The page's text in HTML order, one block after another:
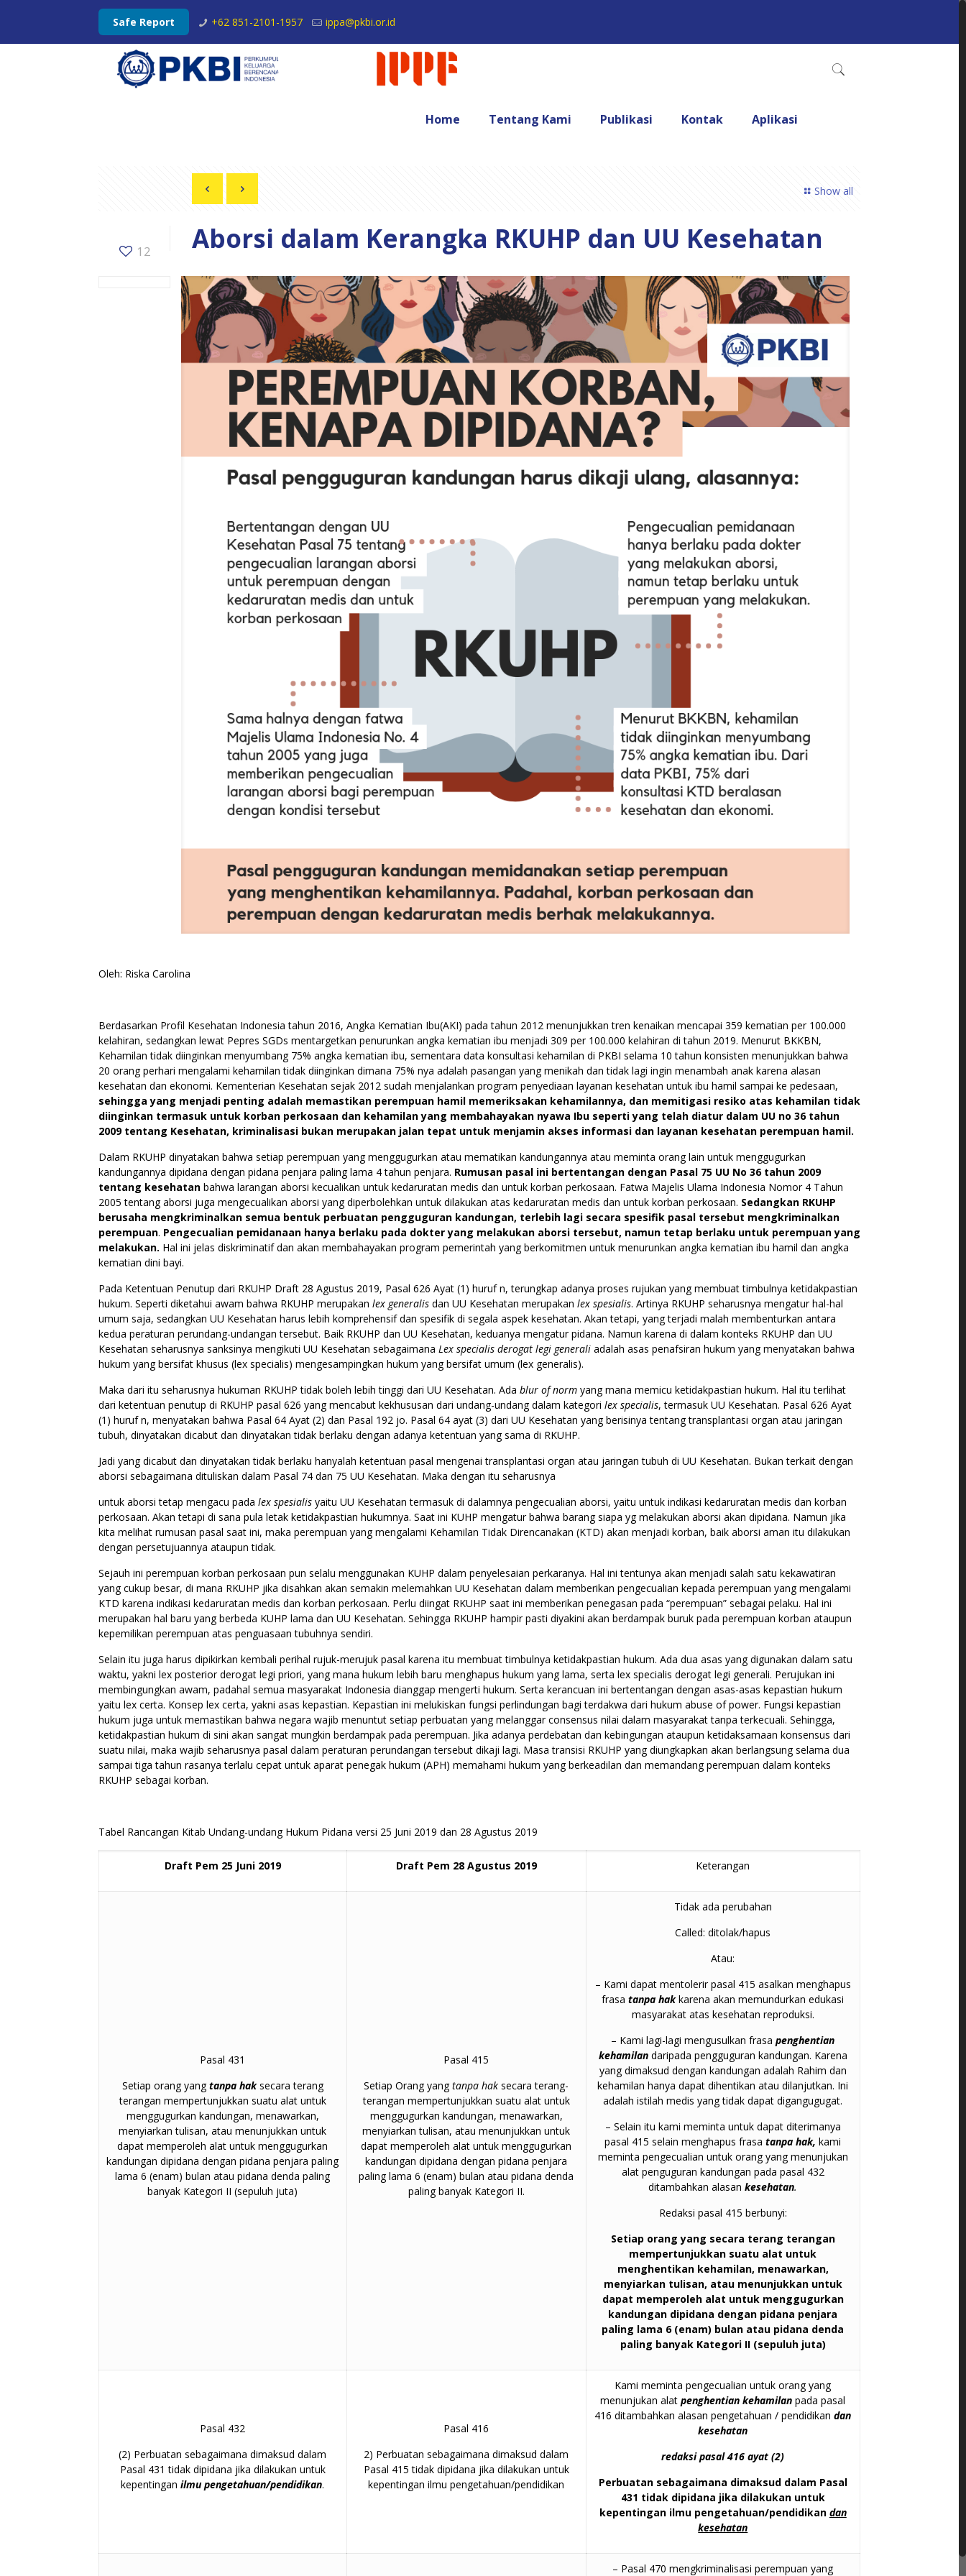
Safe Report +62 851-2101-1957 ippa@pkbi.or.id
Home Tentang Kami Publikasi Kontak Aplikasi
Show all
12 Aborsi dalam Kerangka RKUHP dan UU Kesehatan
Oleh: Riska Carolina
Berdasarkan Profil Kesehatan Indonesia tahun 2016, Angka Kematian Ibu(AKI) pada tahun 2012 menunjukkan tren kenaikan mencapai 359 kematian per 100.000
kelahiran, sedangkan lewat Pepres SGDs mentargetkan penurunkan angka kematian ibu menjadi 309 per 100.000 kelahiran di tahun 2019. Menurut BKKBN,
Kehamilan tidak diinginkan menyumbang 75% angka kematian ibu, sementara data konsultasi kehamilan di PKBI selama 10 tahun konsisten menunjukkan bahwa
20 orang perhari mengalami kehamilan tidak diinginkan dimana 75% nya adalah pasangan yang menikah dan tidak lagi ingin menambah anak karena alasan
kesehatan dan ekonomi. Kementerian Kesehatan sejak 2012 sudah menjalankan program penyediaan layanan kesehatan untuk ibu hamil sampai ke pedesaan,
sehingga yang menjadi penting adalah memastikan perempuan hamil memeriksakan kehamilannya, dan memitigasi resiko atas kehamilan tidak
diinginkan termasuk untuk korban perkosaan dan kehamilan yang membahayakan nyawa Ibu seperti yang telah diatur dalam UU no 36 tahun
2009 tentang Kesehatan, kriminalisasi bukan merupakan jalan tepat untuk menjamin akses informasi dan layanan kesehatan perempuan hamil.
Dalam RKUHP dinyatakan bahwa setiap perempuan yang menggugurkan atau mematikan kandungannya atau meminta orang lain untuk menggugurkan
kandungannya dipidana dengan pidana penjara paling lama 4 tahun penjara. Rumusan pasal ini bertentangan dengan Pasal 75 UU No 36 tahun 2009
tentang kesehatan bahwa larangan aborsi kecualikan untuk kedaruratan medis dan untuk korban perkosaan. Fatwa Majelis Ulama Indonesia Nomor 4 Tahun
2005 tentang aborsi juga mengecualikan aborsi yang diperbolehkan untuk dilakukan atas kedaruratan medis dan untuk korban perkosaan. Sedangkan RKUHP
berusaha mengkriminalkan semua bentuk perbuatan pengguguran kandungan, terlebih lagi secara spesifik pasal tersebut mengkriminalkan
perempuan. Pengecualian pemidanaan hanya berlaku pada dokter yang melakukan aborsi tersebut, namun tetap berlaku untuk perempuan yang
melakukan. Hal ini jelas diskriminatif dan akan membahayakan program pemerintah yang berkomitmen untuk menurunkan angka kematian ibu hamil dan angka
kematian dini bayi.
Pada Ketentuan Penutup dari RKUHP Draft 28 Agustus 2019, Pasal 626 Ayat (1) huruf n, terungkap adanya proses rujukan yang membuat timbulnya ketidakpastian
hukum. Seperti diketahui awam bahwa RKUHP merupakan lex generalis dan UU Kesehatan merupakan lex spesialis. Artinya RKUHP seharusnya mengatur hal-hal
umum saja, sedangkan UU Kesehatan harus lebih komprehensif dan spesifik di segala aspek kesehatan. Akan tetapi, yang terjadi malah membenturkan antara
kedua peraturan perundang-undangan tersebut. Baik RKUHP dan UU Kesehatan, keduanya mengatur pidana. Namun karena di dalam konteks RKUHP dan UU
Kesehatan seharusnya sanksinya mengikuti UU Kesehatan sebagaimana Lex specialis derogat legi generali adalah asas penafsiran hukum yang menyatakan bahwa
hukum yang bersifat khusus (lex specialis) mengesampingkan hukum yang bersifat umum (lex generalis).
Maka dari itu seharusnya hukuman RKUHP tidak boleh lebih tinggi dari UU Kesehatan. Ada blur of norm yang mana memicu ketidakpastian hukum. Hal itu terlihat
dari ketentuan penutup di RKUHP pasal 626 yang mencabut kekhususan dari undang-undang dalam kategori lex specialis, termasuk UU Kesehatan. Pasal 626 Ayat
(1) huruf n, menyatakan bahwa Pasal 64 Ayat (2) dan Pasal 192 jo. Pasal 64 ayat (3) dari UU Kesehatan yang berisinya tentang transplantasi organ atau jaringan
tubuh, dinyatakan dicabut dan dinyatakan tidak berlaku dengan adanya ketentuan yang sama di RKUHP.
Jadi yang dicabut dan dinyatakan tidak berlaku hanyalah ketentuan pasal mengenai transplantasi organ atau jaringan tubuh di UU Kesehatan. Bukan terkait dengan
aborsi sebagaimana dituliskan dalam Pasal 74 dan 75 UU Kesehatan. Maka dengan itu seharusnya
untuk aborsi tetap mengacu pada lex spesialis yaitu UU Kesehatan termasuk di dalamnya pengecualian aborsi, yaitu untuk indikasi kedaruratan medis dan korban
perkosaan. Akan tetapi di sana pula letak ketidakpastian hukumnya. Saat ini KUHP mengatur bahwa barang siapa yg melakukan aborsi akan dipidana. Namun jika
kita melihat rumusan pasal saat ini, maka perempuan yang mengalami Kehamilan Tidak Direncanakan (KTD) akan menjadi korban, baik aborsi aman itu dilakukan
dengan persetujuannya ataupun tidak.
Sejauh ini perempuan korban perkosaan pun selalu menggunakan KUHP dalam penyelesaian perkaranya. Hal ini tentunya akan menjadi salah satu kekawatiran
yang cukup besar, di mana RKUHP jika disahkan akan semakin melemahkan UU Kesehatan dalam memberikan pengecualian kepada perempuan yang mengalami
KTD karena indikasi kedaruratan medis dan korban perkosaan. Perlu diingat RKUHP saat ini memberikan penegasan pada “perempuan” sebagai pelaku. Hal ini
merupakan hal baru yang berbeda KUHP lama dan UU Kesehatan. Sehingga RKUHP hampir pasti diyakini akan berdampak buruk pada perempuan korban ataupun
kepemilikan perempuan atas penguasaan tubuhnya sendiri.
Selain itu juga harus dipikirkan kembali perihal rujuk-merujuk pasal karena itu membuat timbulnya ketidakpastian hukum. Ada dua asas yang digunakan dalam satu
waktu, yakni lex posterior derogat legi priori, yang mana hukum lebih baru menghapus hukum yang lama, serta lex specialis derogat legi generali. Perujukan ini
membingungkan awam, padahal semua masyarakat Indonesia dianggap mengerti hukum. Serta kerancuan ini bertentangan dengan asas-asas kepastian hukum
yaitu lex certa. Konsep lex certa, yakni asas kepastian. Kepastian ini melukiskan fungsi perlindungan bagi terdakwa dari hukum abuse of power. Fungsi kepastian
hukum juga untuk memastikan bahwa negara wajib menuntut setiap perbuatan yang melanggar consensus nilai dalam masyarakat tanpa terkecuali. Sehingga,
ketidakpastian hukum di sini akan sangat mungkin berdampak pada perempuan. Jika adanya perdebatan dan kebingungan ataupun ketidaksamaan konsensus dari
suatu nilai, maka wajib seharusnya pasal dalam peraturan perundangan tersebut dikaji lagi. Masa transisi RKUHP yang diungkapkan akan berlangsung selama dua
sampai tiga tahun rasanya terlalu cepat untuk aparat penegak hukum (APH) memahami hukum yang berkeadilan dan memandang perempuan dalam konteks
RKUHP sebagai korban.
Tabel Rancangan Kitab Undang-undang Hukum Pidana versi 25 Juni 2019 dan 28 Agustus 2019
Draft Pem 25 Juni 2019 Draft Pem 28 Agustus 2019 Keterangan
Pasal 431
Setiap orang yangtanpa haksecara terang
terangan mempertunjukkan suatu alat untuk
menggugurkan kandungan, menawarkan,
menyiarkan tulisan, atau menunjukkan untuk
dapat memperoleh alat untuk menggugurkan
kandungan dipidana dengan pidana penjara paling
lama 6 (enam) bulan atau pidana denda paling
banyak Kategori II (sepuluh juta)
Pasal 415
Setiap Orang yangtanpa haksecara terang-
terangan mempertunjukkan suatu alat untuk
menggugurkan kandungan, menawarkan,
menyiarkan tulisan, atau menunjukkan untuk
dapat memperoleh alat untuk menggugurkan
kandungan dipidana dengan pidana penjara
paling lama 6 (enam) bulan atau pidana denda
paling banyak Kategori II.
Tidak ada perubahan
Called: ditolak/hapus
Atau:
– Kami dapat mentolerir pasal 415 asalkan menghapus
frasatanpa hakkarena akan memundurkan edukasi
masyarakat atas kesehatan reproduksi.
– Kami lagi-lagi mengusulkan frasapenghentian
kehamilan daripada pengguguran kandungan. Karena
yang dimaksud dengan kandungan adalah Rahim dan
kehamilan hanya dapat dihentikan atau dilanjutkan. Ini
adalah istilah medis yang tidak dapat digangugugat.
– Selain itu kami meminta untuk dapat diterimanya
pasal 415 selain menghapus frasatanpa hak,kami
meminta pengecualian untuk orang yang menunjukan
alat penguguran kandungan pada pasal 432
ditambahkan alasankesehatan.
Redaksi pasal 415 berbunyi:
Setiap orang yang secara terang terangan
mempertunjukkan suatu alat untuk
menghentikan kehamilan, menawarkan,
menyiarkan tulisan, atau menunjukkan untuk
dapat memperoleh alat untuk menggugurkan
kandungan dipidana dengan pidana penjara
paling lama 6 (enam) bulan atau pidana denda
paling banyak Kategori II (sepuluh juta)
Pasal 432
(2) Perbuatan sebagaimana dimaksud dalam
Pasal 431 tidak dipidana jika dilakukan untuk
kepentinganilmu pengetahuan/pendidikan.
Pasal 416
2) Perbuatan sebagaimana dimaksud dalam
Pasal 415 tidak dipidana jika dilakukan untuk
kepentingan ilmu pengetahuan/pendidikan
Kami meminta pengecualian untuk orang yang
menunjukan alatpenghentian kehamilan pada pasal
416 ditambahkan alasan pengetahuan / pendidikandan
kesehatan
redaksi pasal 416 ayat (2)
Perbuatan sebagaimana dimaksud dalam Pasal
431 tidak dipidana jika dilakukan untuk
kepentingan ilmu pengetahuan/pendidikan dan
kesehatan
– Pasal 470 mengkriminalisasi perempuan yang